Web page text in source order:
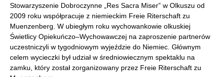
Stowarzyszenie Dobroczynne „Res Sacra Miser” w Olkuszu od
2009 roku współpracuje z niemieckim Freie Riterschaft zu
Muenzenberg. W ubiegłym roku wychowankowie olkuskiej
Świetlicy Opiekuńczo–Wychowawczej na zaproszenie partnerów
uczestniczyli w tygodniowym wyjeździe do Niemiec. Głównym
celem wycieczki był udział w średniowiecznym spektaklu na
zamku, który został zorganizowany przez Freie Riterschaft zu